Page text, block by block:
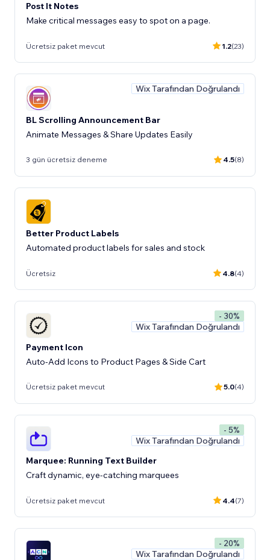
Post It Notes
Make critical messages easy to spot on a page.
Ücretsiz paket mevcut 1.2(23)
Wix Tarafından Doğrulandı
BL Scrolling Announcement Bar
Animate Messages & Share Updates Easily
3 gün ücretsiz deneme 4.5(8)
Better Product Labels
Automated product labels for sales and stock
Ücretsiz 4.8(4)
- 30%
Wix Tarafından Doğrulandı
Payment Icon
Auto-Add Icons to Product Pages & Side Cart
Ücretsiz paket mevcut 5.0(4)
- 5%
Wix Tarafından Doğrulandı
Marquee: Running Text Builder
Craft dynamic, eye-catching marquees
Ücretsiz paket mevcut 4.4(7)
- 20%
Wix Tarafından Doğrulandı